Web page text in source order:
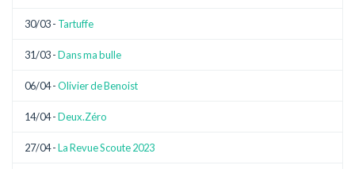
30/03 - Tartuffe
31/03 -Dans ma bulle
06/04 -Olivier de Benoist
14/04 -Deux.Zéro
27/04 -La Revue Scoute 2023